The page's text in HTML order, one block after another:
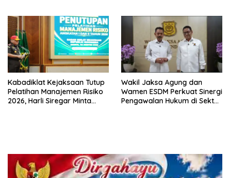
Kabadiklat Kejaksaan Tutup
Pelatihan Manajemen Risiko
2026, Harli Siregar Minta
Wakil Jaksa Agung dan
Wamen ESDM Perkuat Sinergi
Pengawalan Hukum di Sektor